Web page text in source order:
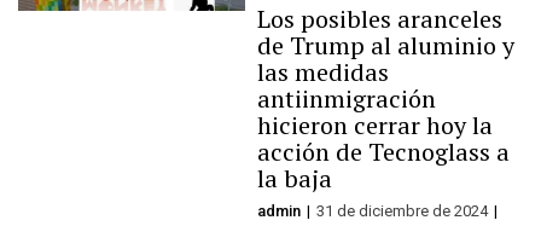
Los posibles aranceles
de Trump al aluminio y
las medidas
antiinmigración
hicieron cerrar hoy la
acción de Tecnoglass a
la baja
admin 31 de diciembre de 2024